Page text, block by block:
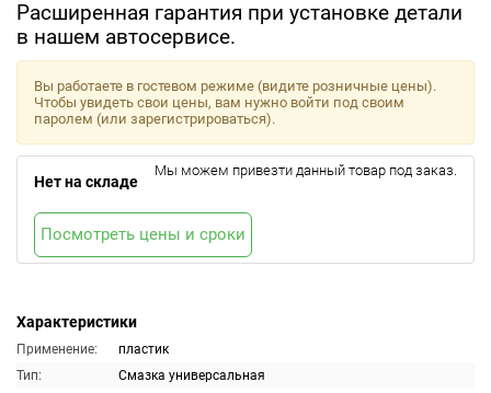
Расширенная гарантия при установке детали
в нашем автосервисе.
Характеристики
Применение:
пластик
Тип:
Смазка универсальная
Вы работаете в гостевом режиме (видите розничные цены).
Чтобы увидеть свои цены, вам нужно войти под своим
паролем (или зарегистрироваться).
Нет на складе
Мы можем привезти данный товар под заказ.
Посмотреть цены и сроки